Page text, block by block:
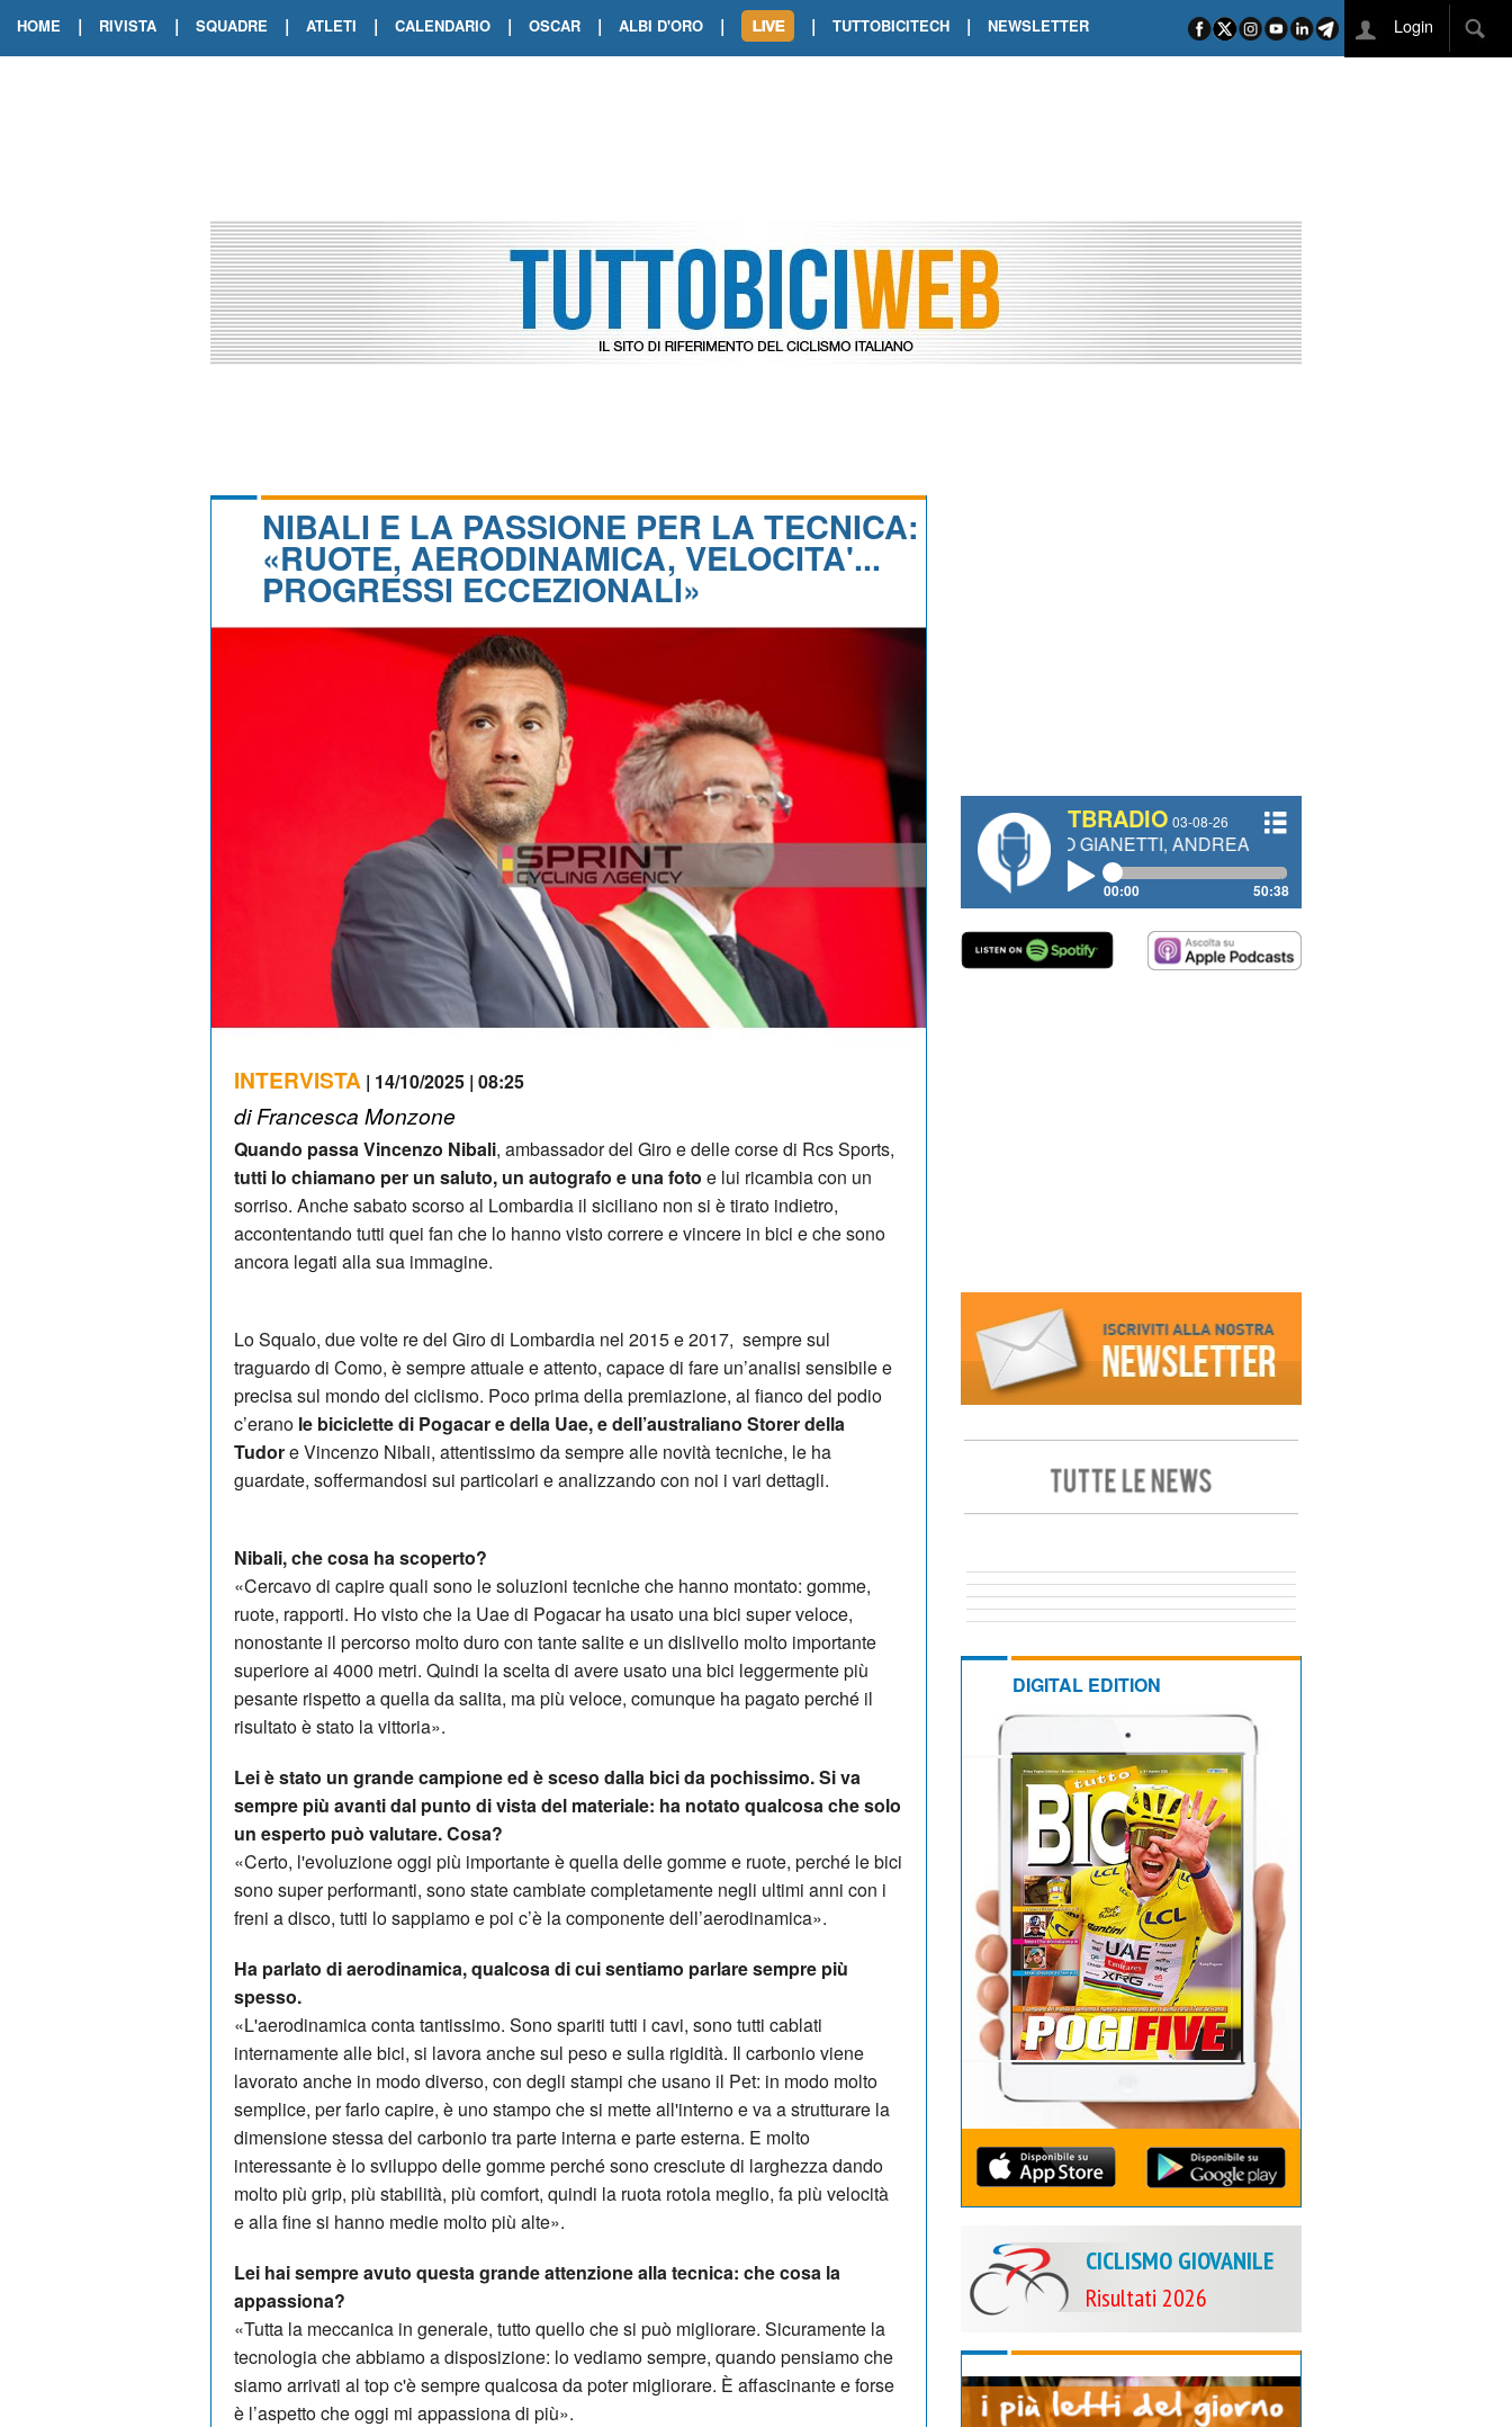
HOME | RIVISTA | SQUADRE | ATLETI | CALENDARIO | OSCAR | ALBI D'ORO |
TOUR DE FRANCE. ORCIERES-MERLETTE INCORONA CARAPAZ
TOUR DE FRANCE. A VOIRON TRIONFO DI PHILIPSEN SU SCHMID E KOOIJ
| TUTTOBICITECH | NEWSLETTER Login
NIBALI E LA PASSIONE PER LA TECNICA:
«RUOTE, AERODINAMICA, VELOCITA'...
PROGRESSI ECCEZIONALI»
INTERVISTA | 14/10/2025 | 08:25
di Francesca Monzone
Quando passa Vincenzo Nibali, ambassador del Giro e delle corse di Rcs Sports,
tutti lo chiamano per un saluto, un autografo e una foto e lui ricambia con un
sorriso. Anche sabato scorso al Lombardia il siciliano non si è tirato indietro,
accontentando tutti quei fan che lo hanno visto correre e vincere in bici e che sono
ancora legati alla sua immagine.
Lo Squalo, due volte re del Giro di Lombardia nel 2015 e 2017, sempre sul
traguardo di Como, è sempre attuale e attento, capace di fare un’analisi sensibile e
precisa sul mondo del ciclismo. Poco prima della premiazione, al fianco del podio
c’erano le biciclette di Pogacar e della Uae, e dell’australiano Storer della
Tudore Vincenzo Nibali, attentissimo da sempre alle novità tecniche, le ha
guardate, soffermandosi sui particolari e analizzando con noi i vari dettagli.
Nibali, che cosa ha scoperto?
«Cercavo di capire quali sono le soluzioni tecniche che hanno montato: gomme,
ruote, rapporti. Ho visto che la Uae di Pogacar ha usato una bici super veloce,
nonostante il percorso molto duro con tante salite e un dislivello molto importante
superiore ai 4000 metri. Quindi la scelta di avere usato una bici leggermente più
pesante rispetto a quella da salita, ma più veloce, comunque ha pagato perché il
risultato è stato la vittoria».
Lei è stato un grande campione ed è sceso dalla bici da pochissimo. Si va
sempre più avanti dal punto di vista del materiale: ha notato qualcosa che solo
un esperto può valutare. Cosa?
«Certo, l'evoluzione oggi più importante è quella delle gomme e ruote, perché le bici
sono super performanti, sono state cambiate completamente negli ultimi anni con i
freni a disco, tutti lo sappiamo e poi c’è la componente dell’aerodinamica».
Ha parlato di aerodinamica, qualcosa di cui sentiamo parlare sempre più
spesso.
«L'aerodinamica conta tantissimo. Sono spariti tutti i cavi, sono tutti cablati
internamente alle bici, si lavora anche sul peso e sulla rigidità. Il carbonio viene
lavorato anche in modo diverso, con degli stampi che usano il Pet: in modo molto
semplice, per farlo capire, è uno stampo che si mette all'interno e va a strutturare la
dimensione stessa del carbonio tra parte interna e parte esterna. E molto
interessante è lo sviluppo delle gomme perché sono cresciute di larghezza dando
molto più grip, più stabilità, più comfort, quindi la ruota rotola meglio, fa più velocità
e alla fine si hanno medie molto più alte».
Lei hai sempre avuto questa grande attenzione alla tecnica: che cosa la
appassiona?
«Tutta la meccanica in generale, tutto quello che si può migliorare. Sicuramente la
tecnologia che abbiamo a disposizione: lo vediamo sempre, quando pensiamo che
siamo arrivati al top c'è sempre qualcosa da poter migliorare. È affascinante e forse
è l’aspetto che oggi mi appassiona di più».
TBRADIO 03-08-26
#334 CHARLY WEGELIUS, MAURO GIANETTI, ANDREA VENDRAME, FILIPPO FIORELLI
00:00 50:38
DIGITAL EDITION
CICLISMO GIOVANILE
Risultati 2026